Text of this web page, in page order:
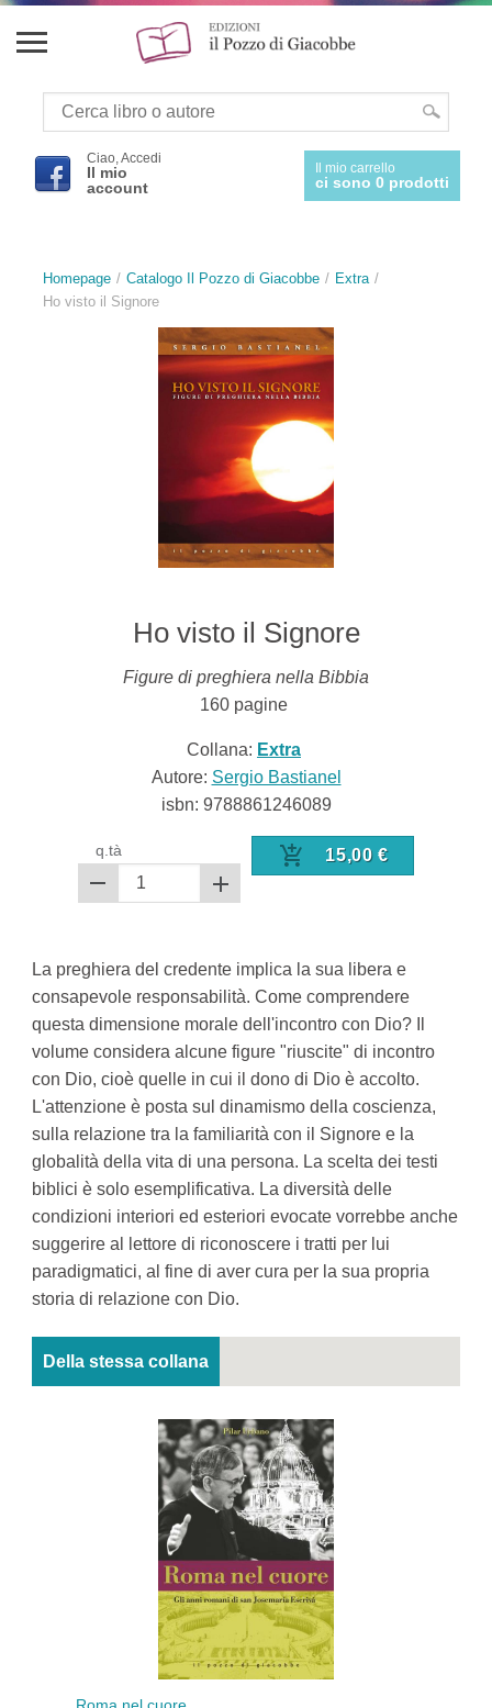
Ciao, Accedi
Il mio
account
Il mio carrello
ci sono 0 prodotti
Homepage Catalogo Il Pozzo di Giacobbe
Extra
Ho visto il Signore
Ho visto il Signore
Figure di preghiera nella Bibbia
160pagine
Collana: Extra
Autore: Sergio Bastianel
isbn: 9788861246089
q.tà 15,00 €
La preghiera del credente implica la sua libera e
consapevole responsabilità. Come comprendere
questa dimensione morale dell'incontro con Dio? Il
volume considera alcune figure "riuscite" di incontro
con Dio, cioè quelle in cui il dono di Dio è accolto.
L'attenzione è posta sul dinamismo della coscienza,
sulla relazione tra la familiarità con il Signore e la
globalità della vita di una persona. La scelta dei testi
biblici è solo esemplificativa. La diversità delle
condizioni interiori ed esteriori evocate vorrebbe anche
suggerire al lettore di riconoscere i tratti per lui
paradigmatici, al fine di aver cura per la sua propria
storia di relazione con Dio.
Della stessa collana